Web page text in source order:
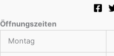
Öffnungszeiten
Montag